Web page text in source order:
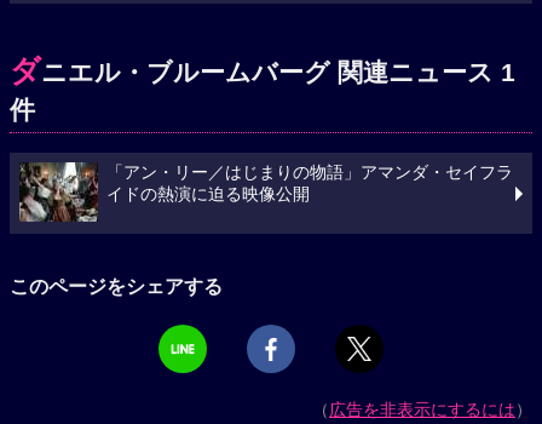
ダニエル・ブルームバーグ 関連ニュース 1
件
「アン・リー／はじまりの物語」アマンダ・セイフラ
イドの熱演に迫る映像公開
このページをシェアする
（広告を非表示にするには）